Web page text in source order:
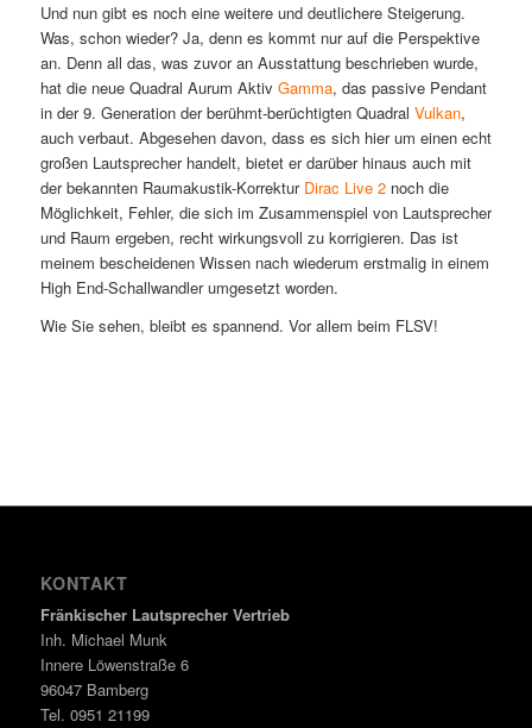
Und nun gibt es noch eine weitere und deutlichere Steigerung.
Was, schon wieder? Ja, denn es kommt nur auf die Perspektive
an. Denn all das, was zuvor an Ausstattung beschrieben wurde,
hat die neue Quadral Aurum Aktiv Gamma, das passive Pendant
in der 9. Generation der berühmt-berüchtigten Quadral Vulkan,
auch verbaut. Abgesehen davon, dass es sich hier um einen echt
großen Lautsprecher handelt, bietet er darüber hinaus auch mit
der bekannten Raumakustik-Korrektur Dirac Live 2noch die
Möglichkeit, Fehler, die sich im Zusammenspiel von Lautsprecher
und Raum ergeben, recht wirkungsvoll zu korrigieren. Das ist
meinem bescheidenen Wissen nach wiederum erstmalig in einem
High End-Schallwandler umgesetzt worden.
Wie Sie sehen, bleibt es spannend. Vor allem beim FLSV!
KONTAKT
Fränkischer Lautsprecher Vertrieb
Inh. Michael Munk
Innere Löwenstraße 6
96047 Bamberg
Tel. 0951 21199